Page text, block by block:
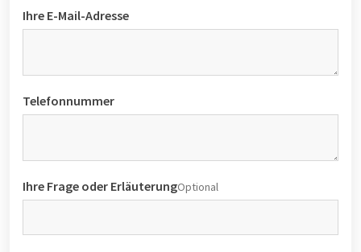
Ihre E-Mail-Adresse
Telefonnummer
Ihre Frage oder ErläuterungOptional